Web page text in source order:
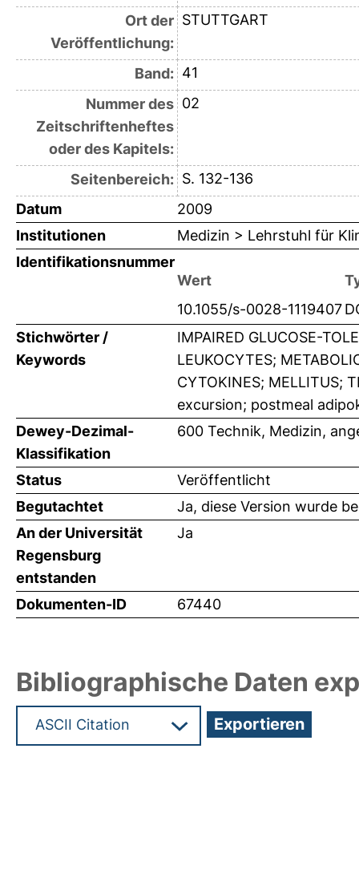
Ort der
Veröffentlichung:
STUTTGART
Band: 41
Nummer des
Zeitschriftenheftes
oder des Kapitels:
02
Seitenbereich: S. 132-136
Datum
2009
Institutionen
Medizin > Lehrstuhl für
Identifikationsnummer
Wert
10.1055/s-0028-1119407
Stichwörter /
Keywords
IMPAIRED GLUCOSE-
LEUKOCYTES;
CYTOKINES; MELLITUS;
excursion; postmeal
Dewey-Dezimal-
Klassifikation
600 Technik, Medizin,
Status
Veröffentlicht
Begutachtet
Ja, diese Version wurde
An der Universität
Regensburg
entstanden
Ja
Dokumenten-ID 67440
Bibliographische Daten